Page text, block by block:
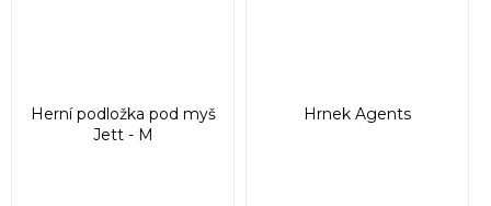
Herní podložka pod myš
Jett - M
Hrnek Agents